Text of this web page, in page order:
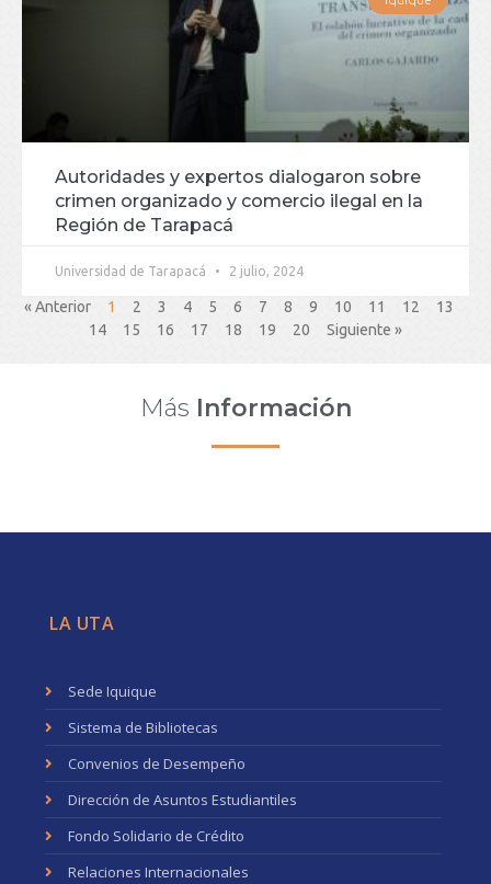
Autoridades y expertos dialogaron sobre
crimen organizado y comercio ilegal en la
Región de Tarapacá
Universidad de Tarapacá 2 julio, 2024
« Anterior 1 2 3 4 5 6 7 8 9 10 11 12
13
14
15 16 17 18 19 20 Siguiente »
Más Información
LA UTA
Sede Iquique
Sistema de Bibliotecas
Convenios de Desempeño
Dirección de Asuntos Estudiantiles
Fondo Solidario de Crédito
Relaciones Internacionales